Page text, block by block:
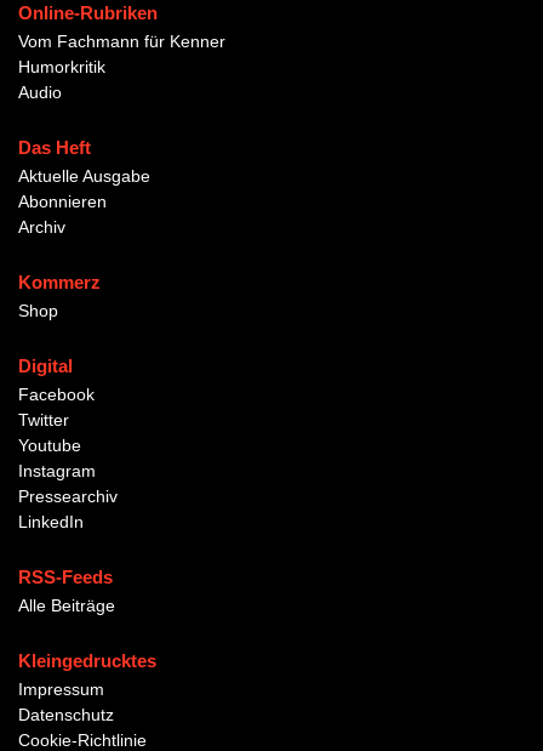
Online-Rubriken
Vom Fachmann für Kenner
Humorkritik
Audio
Das Heft
Aktuelle Ausgabe
Abonnieren
Archiv
Kommerz
Shop
Digital
Facebook
Twitter
Youtube
Instagram
Pressearchiv
LinkedIn
RSS-Feeds
Alle Beiträge
Kleingedrucktes
Impressum
Datenschutz
Cookie-Richtlinie